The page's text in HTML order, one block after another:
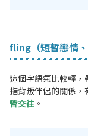
fling（短暫戀情、
這個字語氣比較輕，
指背叛伴侶的關係，
暫交往 。